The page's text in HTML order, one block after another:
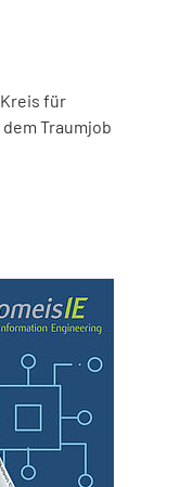
für
Traumjob